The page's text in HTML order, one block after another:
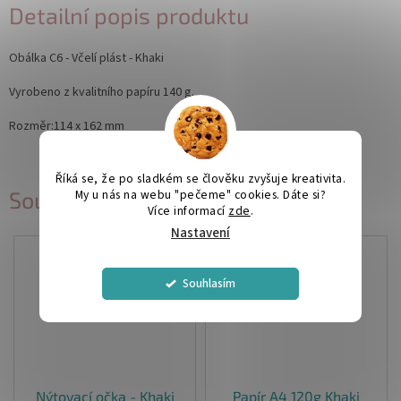
Říká se, že po sladkém se člověku zvyšuje kreativita.
My u nás na webu "pečeme" cookies. Dáte si?
Více informací zde.
Nastavení
Souhlasím
Související produkty
Nýtovací očka - Khaki
Papír A4 120g Khaki
Detailní popis produktu
Obálka C6 - Včelí plást - Khaki
Vyrobeno z kvalitního papíru 140 g.
Rozměr:114 x 162 mm